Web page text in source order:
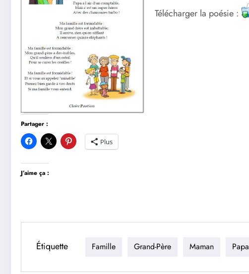
Télécharger la poésie :
Partager :
Plus
J’aime ça :
Étiquette Famille Grand-Père Maman Papa